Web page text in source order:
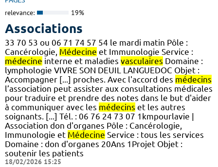
relevance: 19%
Associations
33 70 53 ou 06 71 74 57 54 le mardi matin Pôle :
Cancérologie, Médecine et Immunologie Service :
médecine interne et maladies vasculaires Domaine :
lymphologie VIVRE SON DEUIL LANGUEDOC Objet :
Accompagner [...] proches. Avec l'accord des médecins
l’association peut assister aux consultations médicales
pour traduire et prendre des notes dans le but d'aider
à communiquer avec les médecins et les autres
soignants. [...] Tél. : 06 76 24 73 07 1kmpourlavie |
Association don d'organes Pôle : Cancérologie,
Immunologie et Médecine Service : tous les services
Domaine : don d'organes 20Ans 1Projet Objet :
soutenir les patients
18/02/2026 15:25